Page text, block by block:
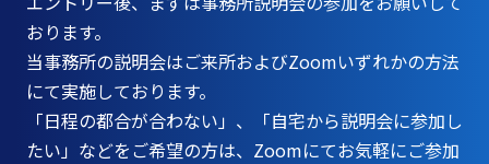
おります。
当事務所の説明会はご来所およびZoomいずれかの方法
にて実施しております。
「日程の都合が合わない」、
「自宅から説明会に参加し
たい」などをご希望の方は、Zoomにてお気軽にご参加